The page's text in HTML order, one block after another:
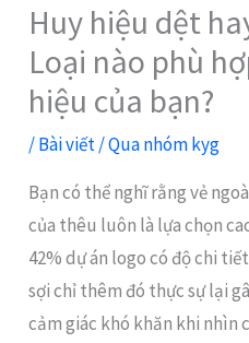
Huy hiệu dệt
Loại nào phù
hiệu của bạn?
/Bài viết/ Quanhóm kyg
Bạn có thể nghĩ rằng vẻ
của thêu luôn là lựa chọn
42% dự án logo có độ chi
sợi chỉ thêm đó thực sự lại
cảm giác khó khăn khi nhìn